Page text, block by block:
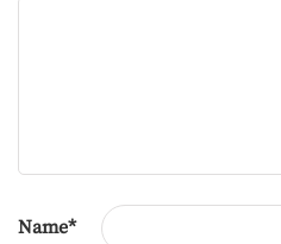
Name*